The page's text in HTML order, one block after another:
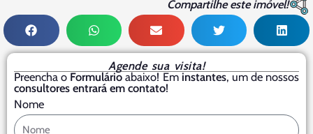
Compartilhe este imóvel!
Agende sua visita!
Preencha oFormulárioabaixo! Eminstantes, um de nossos
consultores entrará em contato!
Nome